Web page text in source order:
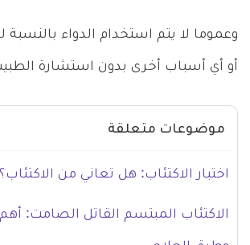
وعموما لا يتم استخدام الدواء بالنسبة
أو أي أسباب أخرى بدون استشارة
موضوعات متعلقة
اختبار الاكتئاب: هل تعاني من الاكتئاب؟
الاكتئاب المبتسم القاتل الصامت: